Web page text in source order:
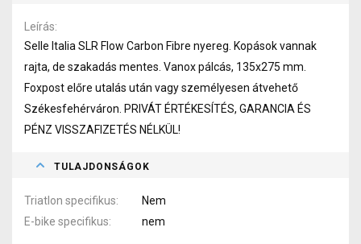
Leírás
Selle Italia SLR Flow Carbon Fibre nyereg. Kopások vannak
rajta, de szakadás mentes. Vanox pálcás, 135x275 mm.
Foxpost előre utalás után vagy személyesen átvehető
Székesfehérváron. PRIVÁT ÉRTÉKESÍTÉS, GARANCIA ÉS
PÉNZ VISSZAFIZETÉS NÉLKÜL!
TULAJDONSÁGOK
Triatlon specifikus
Nem
E-bike specifikus
nem